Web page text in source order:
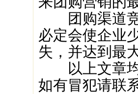
团购渠道竞
必定会使企业
失，并达到最
以上文章均
如有冒犯请联